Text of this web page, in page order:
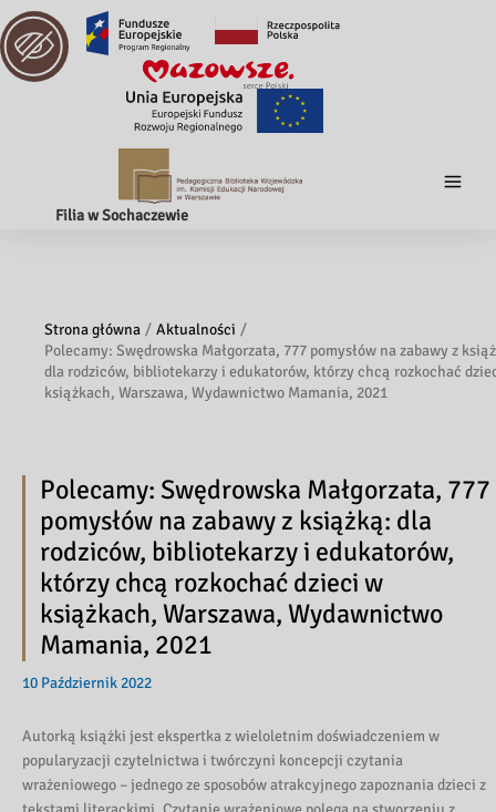
Filia w Sochaczewie
Strona główna
Aktualności
Polecamy: Swędrowska Małgorzata, 777 pomysłów na zabawy z
dla rodziców, bibliotekarzy i edukatorów, którzy chcą rozkochać
książkach, Warszawa, Wydawnictwo Mamania, 2021
Polecamy: Swędrowska Małgorzata, 777
pomysłów na zabawy z książką: dla
rodziców, bibliotekarzy i edukatorów,
którzy chcą rozkochać dzieci w
książkach, Warszawa, Wydawnictwo
Mamania, 2021
10 Październik 2022
Autorką książki jest ekspertka z wieloletnim doświadczeniem w
popularyzacji czytelnictwa i twórczyni koncepcji czytania
wrażeniowego – jednego ze sposobów atrakcyjnego zapoznania dzieci z